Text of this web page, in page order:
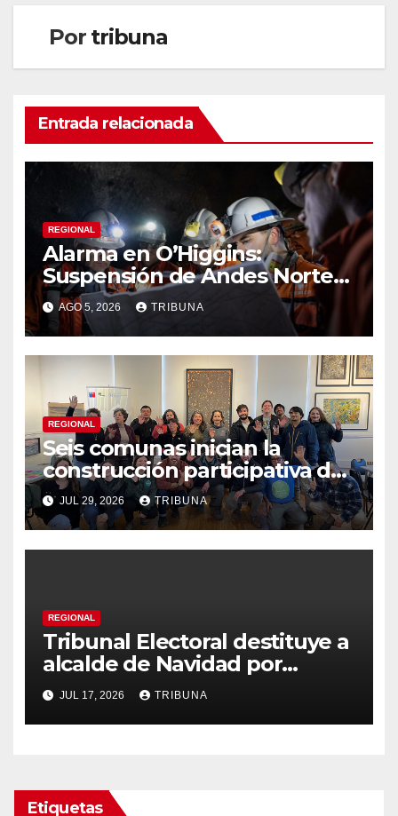
Por tribuna
Entrada relacionada
REGIONAL
Alarma en O’Higgins:
Suspensión de Andes Norte
golpea con fuerza el empleo
y la economía regional
AGO 5, 2026 TRIBUNA
REGIONAL
Seis comunas inician la
construcción participativa del
Plan Local de Restauración
del Secano Costero Nilahue
JUL 29, 2026 TRIBUNA
REGIONAL
Tribunal Electoral destituye a
alcalde de Navidad por
«graves faltas a la probidad»
JUL 17, 2026 TRIBUNA
Etiquetas